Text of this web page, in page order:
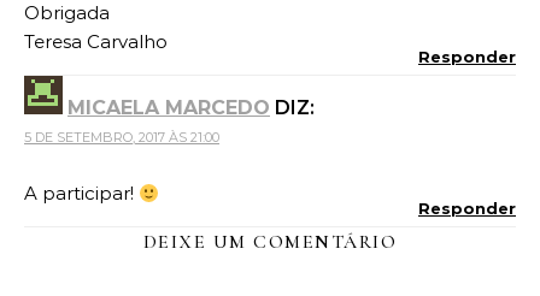
Obrigada
Teresa Carvalho
Responder
MICAELA MARCEDO DIZ:
5 DE SETEMBRO, 2017 ÀS 21:00
A participar!
Responder
DEIXE UM COMENTÁRIO